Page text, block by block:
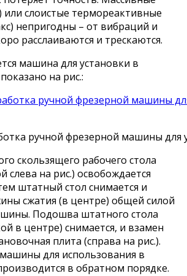
или слоистые термореактивные
непригодны – от вибраций и
расслаиваются и трескаются.
машина для установки в
на рис.:
ручной фрезерной машины для
скользящего рабочего стола
слева на рис.) освобождается
штатный стол снимается и
сжатия (в центре) общей силой
Подошва штатного стола
в центре) снимается, и взамен
плита (справа на рис.).
для использования в
в обратном порядке.